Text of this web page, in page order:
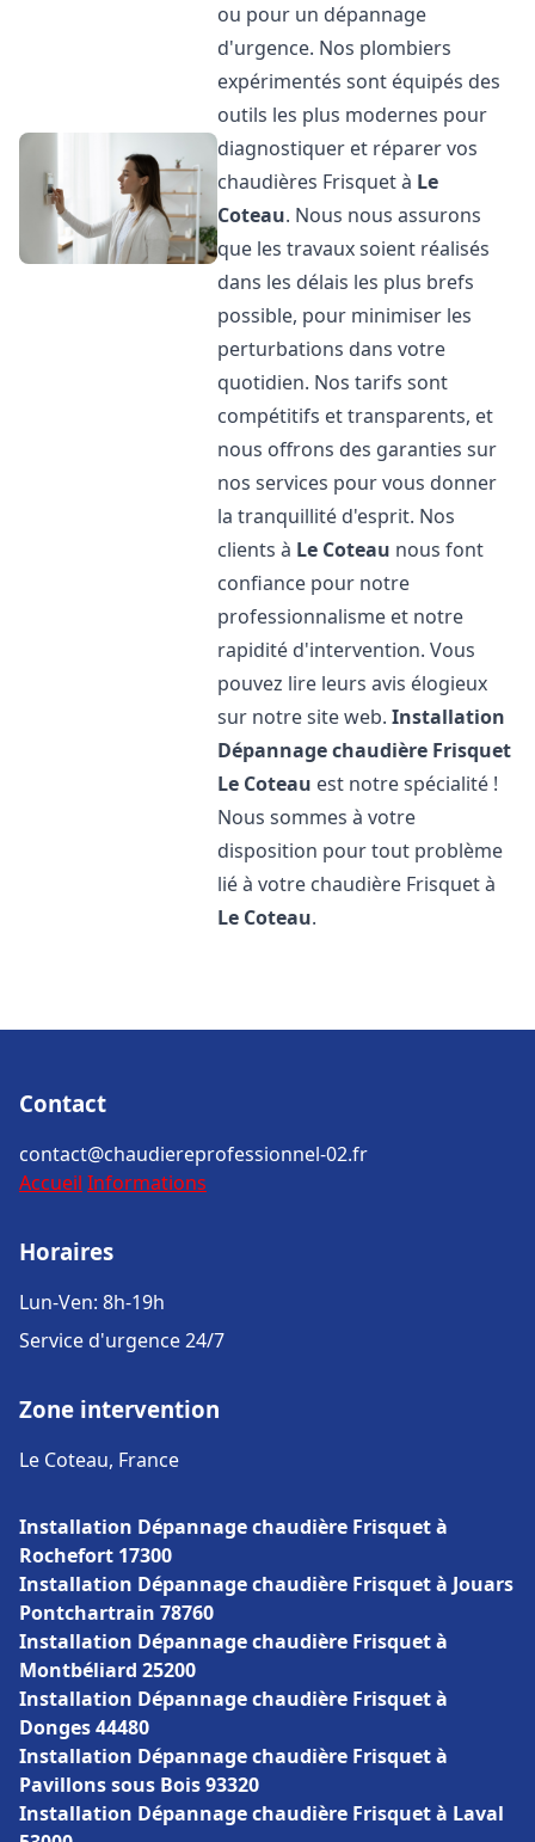
ou pour un dépannage
d'urgence. Nos plombiers
expérimentés sont équipés des
outils les plus modernes pour
diagnostiquer et réparer vos
chaudières Frisquet à Le
Coteau. Nous nous assurons
que les travaux soient réalisés
dans les délais les plus brefs
possible, pour minimiser les
perturbations dans votre
quotidien. Nos tarifs sont
compétitifs et transparents, et
nous offrons des garanties sur
nos services pour vous donner
la tranquillité d'esprit. Nos
clients à Le Coteau nous font
confiance pour notre
professionnalisme et notre
rapidité d'intervention. Vous
pouvez lire leurs avis élogieux
sur notre site web.Installation
Dépannage chaudière Frisquet
Le Coteau est notre spécialité !
Nous sommes à votre
disposition pour tout problème
lié à votre chaudière Frisquet à
Le Coteau.
Contact
contact@chaudiereprofessionnel-02.fr
Accueil Informations
Horaires
Lun-Ven: 8h-19h
Service d'urgence 24/7
Zone intervention
Le Coteau, France
Installation Dépannage chaudière Frisquet à
Rochefort 17300
Installation Dépannage chaudière Frisquet à Jouars
Pontchartrain 78760
Installation Dépannage chaudière Frisquet à
Montbéliard 25200
Installation Dépannage chaudière Frisquet à
Donges 44480
Installation Dépannage chaudière Frisquet à
Pavillons sous Bois 93320
Installation Dépannage chaudière Frisquet à Laval